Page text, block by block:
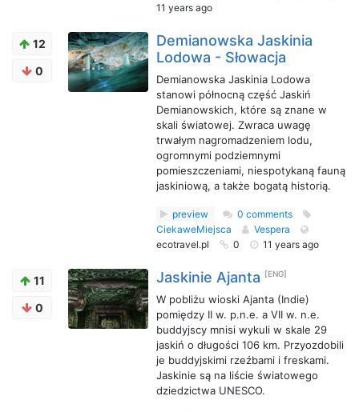
11 years ago
12
0
Demianowska Jaskinia
Lodowa - Słowacja
Demianowska Jaskinia Lodowa
stanowi północną część Jaskiń
Demianowskich, które są znane w
skali światowej. Zwraca uwagę
trwałym nagromadzeniem lodu,
ogromnymi podziemnymi
pomieszczeniami, niespotykaną fauną
jaskiniową, a także bogatą historią.
preview
0 comments
CiekaweMiejsca
Vespera
ecotravel.pl
0 11 years ago
11
0
Jaskinie Ajanta [ENG]
W pobliżu wioski Ajanta (Indie)
pomiędzy II w. p.n.e. a VII w. n.e.
buddyjscy mnisi wykuli w skale 29
jaskiń o długości 106 km. Przyozdobili
je buddyjskimi rzeźbami i freskami.
Jaskinie są na liście światowego
dziedzictwa UNESCO.